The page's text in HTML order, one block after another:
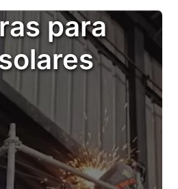
para